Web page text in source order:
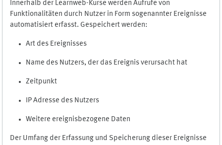
Innerhalb der Learnweb-Kurse werden Aufrufe von
Funktionalitäten durch Nutzer in Form sogenannter Ereignisse
automatisiert erfasst. Gespeichert werden:
Art des Ereignisses
Name des Nutzers, der das Ereignis verursacht hat
Zeitpunkt
IP Adresse des Nutzers
Weitere ereignisbezogene Daten
Der Umfang der Erfassung und Speicherung dieser Ereignisse